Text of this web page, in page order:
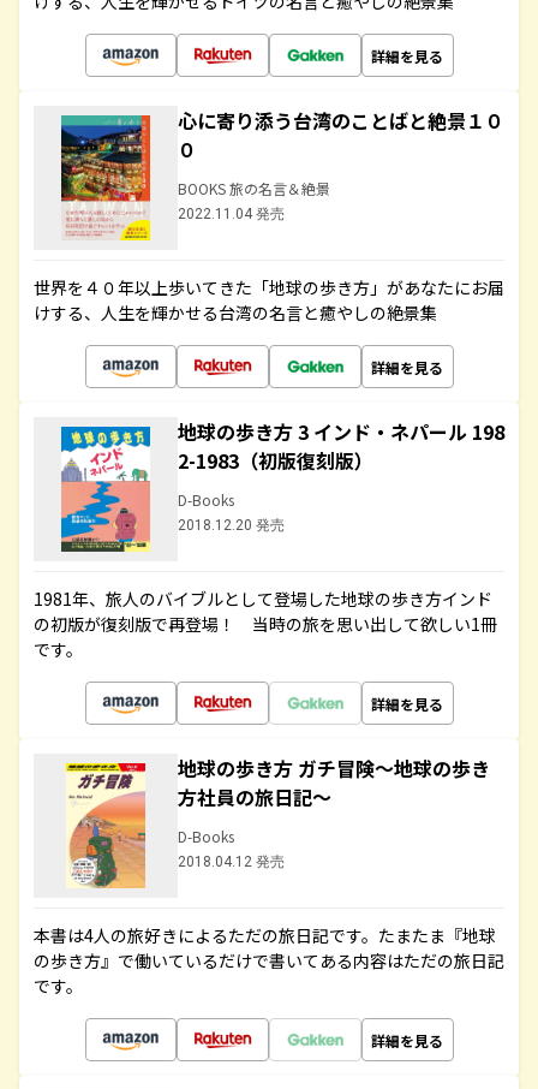
詳細を見る
心に寄り添う台湾のことばと絶景１０
０
BOOKS 旅の名言＆絶景
2022.11.04 発売
世界を４０年以上歩いてきた「地球の歩き方」があなたにお届
けする、人生を輝かせる台湾の名言と癒やしの絶景集
詳細を見る
地球の歩き方 3 インド・ネパール 198
2-1983（初版復刻版）
D-Books
2018.12.20 発売
1981年、旅人のバイブルとして登場した地球の歩き方インド
の初版が復刻版で再登場！ 当時の旅を思い出して欲しい1冊
です。
詳細を見る
地球の歩き方 ガチ冒険～地球の歩き
方社員の旅日記～
D-Books
2018.04.12 発売
本書は4人の旅好きによるただの旅日記です。たまたま『地球
の歩き方』で働いているだけで書いてある内容はただの旅日記
です。
詳細を見る